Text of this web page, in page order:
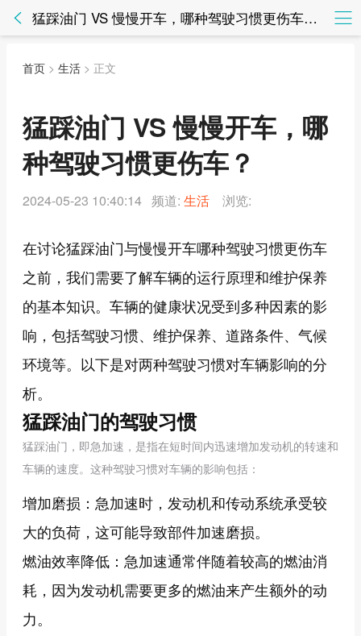
猛踩油门 VS 慢慢开车，哪种驾驶习惯更伤车？ - 生活 - 知法网知法网
首页 > 生活 > 正文
猛踩油门 VS 慢慢开车，哪
种驾驶习惯更伤车？
2024-05-23 10:40:14 频道: 生活 浏览:
在讨论猛踩油门与慢慢开车哪种驾驶习惯更伤车
之前，我们需要了解车辆的运行原理和维护保养
的基本知识。车辆的健康状况受到多种因素的影
响，包括驾驶习惯、维护保养、道路条件、气候
环境等。以下是对两种驾驶习惯对车辆影响的分
析。
猛踩油门的驾驶习惯
猛踩油门，即急加速，是指在短时间内迅速增加发动机的转速和
车辆的速度。这种驾驶习惯对车辆的影响包括：
增加磨损：急加速时，发动机和传动系统承受较
大的负荷，这可能导致部件加速磨损。
燃油效率降低：急加速通常伴随着较高的燃油消
耗，因为发动机需要更多的燃油来产生额外的动
力。